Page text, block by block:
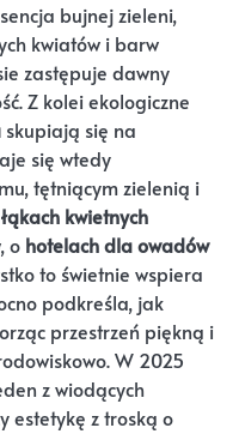
bujnej zieleni,
kwiatów i barw
zastępuje dawny
Z kolei ekologiczne
skupiają się na
się wtedy
tętniącym zielenią i
łąkach kwietnych
o hotelach dla owadów
to świetnie wspiera
podkreśla, jak
przestrzeń piękną i
W 2025
z wiodących
estetykę z troską o